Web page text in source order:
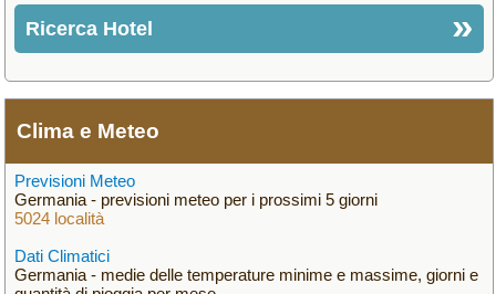
Ricerca Hotel
Clima e Meteo
Previsioni Meteo
Germania - previsioni meteo per i prossimi 5 giorni
5024 località
Dati Climatici
Germania - medie delle temperature minime e massime, giorni e